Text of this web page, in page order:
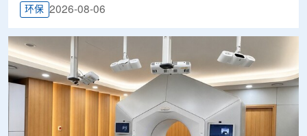
环保 2026-08-06